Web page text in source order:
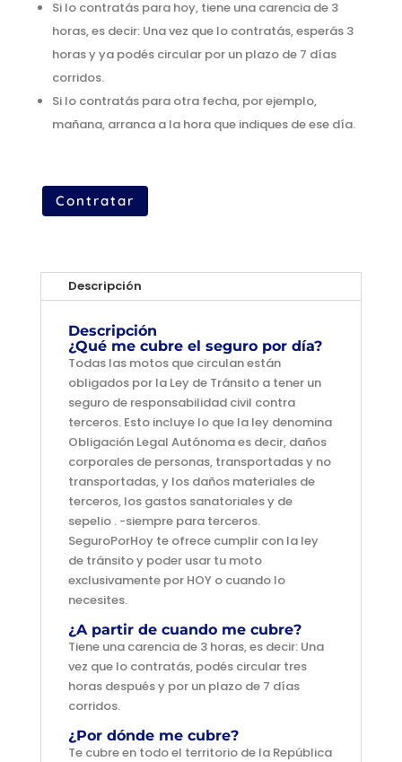
Si lo contratás para hoy, tiene una carencia de 3
horas, es decir: Una vez que lo contratás, esperás 3
horas y ya podés circular por un plazo de 7 días
corridos.
Si lo contratás para otra fecha, por ejemplo,
mañana, arranca a la hora que indiques de ese día.
Contratar
Descripción
Descripción
¿Qué me cubre el seguro por día?
Todas las motos que circulan están
obligados por la Ley de Tránsito a tener un
seguro de responsabilidad civil contra
terceros. Esto incluye lo que la ley denomina
Obligación Legal Autónoma es decir, daños
corporales de personas, transportadas y no
transportadas, y los daños materiales de
terceros, los gastos sanatoriales y de
sepelio . -siempre para terceros.
SeguroPorHoy te ofrece cumplir con la ley
de tránsito y poder usar tu moto
exclusivamente por HOY o cuando lo
necesites.
¿A partir de cuando me cubre?
Tiene una carencia de 3 horas, es decir: Una
vez que lo contratás, podés circular tres
horas después y por un plazo de 7 días
corridos.
¿Por dónde me cubre?
Te cubre en todo el territorio de la República